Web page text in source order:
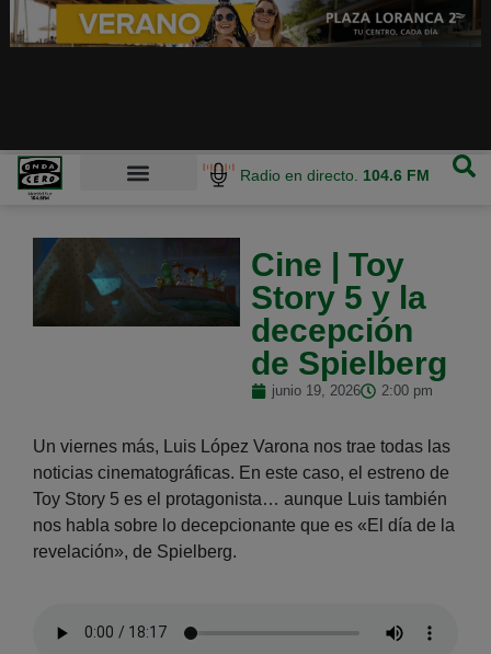
Radio en directo. 104.6 FM
Cine | Toy
Story 5 y la
decepción
de Spielberg
junio 19, 2026 2:00 pm
Un viernes más, Luis López Varona nos trae todas las
noticias cinematográficas. En este caso, el estreno de
Toy Story 5 es el protagonista… aunque Luis también
nos habla sobre lo decepcionante que es «El día de la
revelación», de Spielberg.